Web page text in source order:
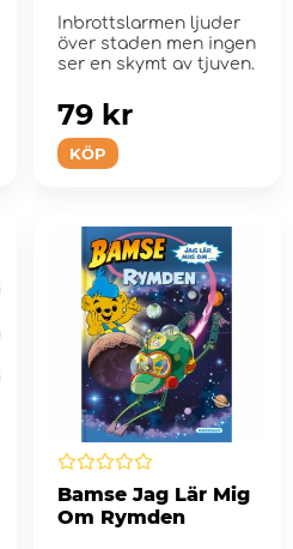
Inbrottslarmen ljuder
över staden men ingen
ser en skymt av tjuven.
KÖP
79 kr
Bamse Jag Lär Mig
Om Rymden